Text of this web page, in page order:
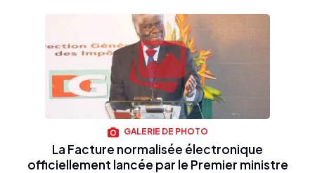
GALERIE DE PHOTO
La Facture normalisée électronique
officiellement lancée par le Premier ministre